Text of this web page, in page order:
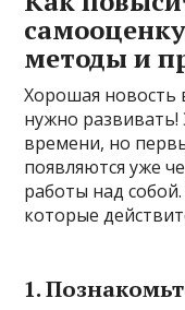
методы и
Хорошая новость
нужно развивать!
времени, но
появляются уже
работы над
которые
1.